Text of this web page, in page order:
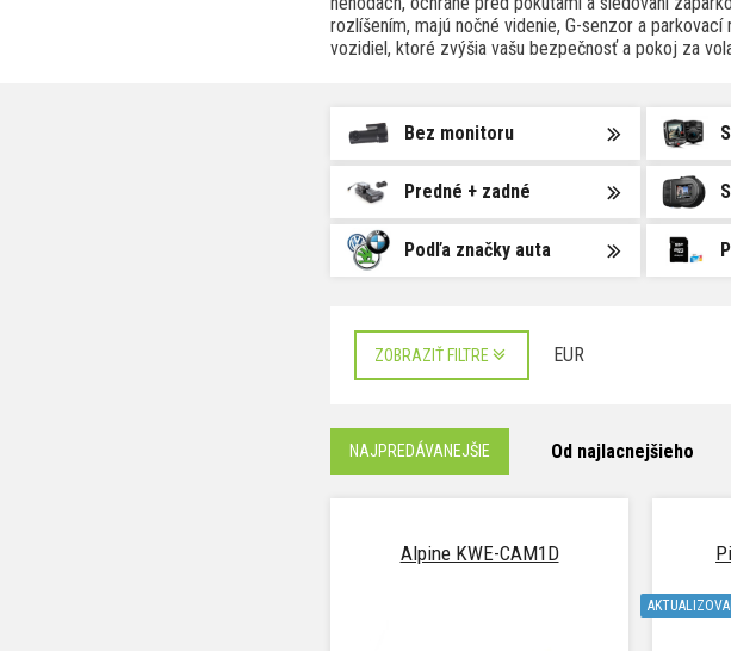
rozlíšením, majú nočné videnie, G-senzor a
vozidiel, ktoré zvýšia vašu bezpečnosť a pokoj za
Bez monitoru
Predné + zadné
Podľa značky auta
ZOBRAZIŤ FILTRE EUR
NAJPREDÁVANEJŠIE Od najlacnejšieho
Alpine KWE-CAM1D